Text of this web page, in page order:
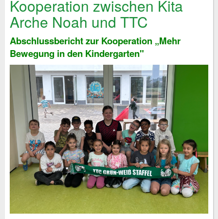
Kooperation zwischen Kita
Arche Noah und TTC
Abschlussbericht zur Kooperation „Mehr
Bewegung in den Kindergarten"